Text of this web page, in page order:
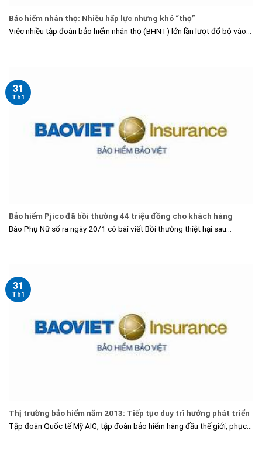
Bảo hiểm nhân thọ: Nhiều hấp lực nhưng khó “thọ”
Việc nhiều tập đoàn bảo hiểm nhân thọ (BHNT) lớn lần lượt đổ bộ vào...
Bảo hiểm Pjico đã bồi thường 44 triệu đồng cho khách hàng
Báo Phụ Nữ số ra ngày 20/1 có bài viết Bồi thường thiệt hại sau...
31
Th1
Thị trường bảo hiểm năm 2013: Tiếp tục duy trì hướng phát triển
Tập đoàn Quốc tế Mỹ AIG, tập đoàn bảo hiểm hàng đầu thế giới, phục...
31
Th1